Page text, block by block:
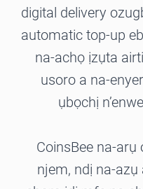
digital delivery
automatic top-up
na-achọ ịzụta
usoro a na-
ụbọchị
CoinsBee na-
njem, ndị na-azụ